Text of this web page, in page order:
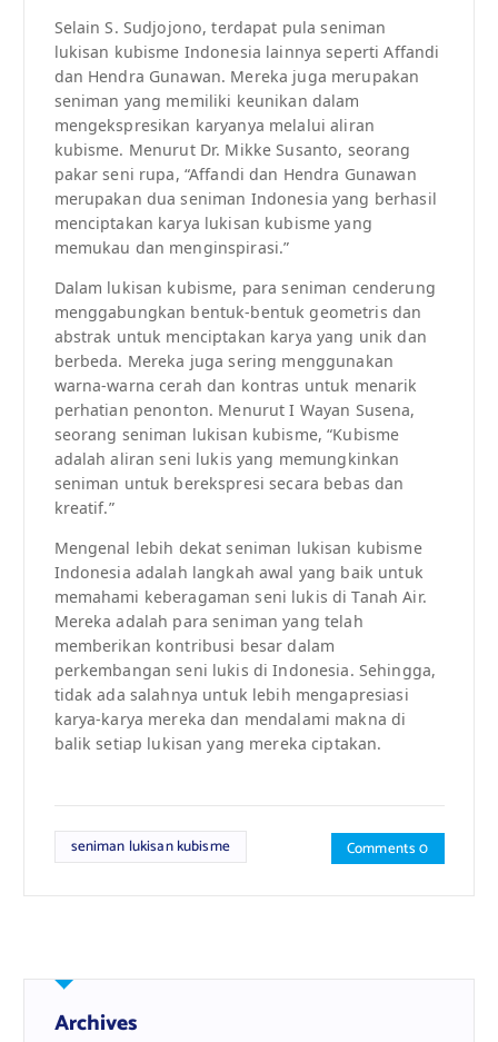
Selain S. Sudjojono, terdapat pula seniman
lukisan kubisme Indonesia lainnya seperti Affandi
dan Hendra Gunawan. Mereka juga merupakan
seniman yang memiliki keunikan dalam
mengekspresikan karyanya melalui aliran
kubisme. Menurut Dr. Mikke Susanto, seorang
pakar seni rupa, “Affandi dan Hendra Gunawan
merupakan dua seniman Indonesia yang berhasil
menciptakan karya lukisan kubisme yang
memukau dan menginspirasi.”
Dalam lukisan kubisme, para seniman cenderung
menggabungkan bentuk-bentuk geometris dan
abstrak untuk menciptakan karya yang unik dan
berbeda. Mereka juga sering menggunakan
warna-warna cerah dan kontras untuk menarik
perhatian penonton. Menurut I Wayan Susena,
seorang seniman lukisan kubisme, “Kubisme
adalah aliran seni lukis yang memungkinkan
seniman untuk berekspresi secara bebas dan
kreatif.”
Mengenal lebih dekat seniman lukisan kubisme
Indonesia adalah langkah awal yang baik untuk
memahami keberagaman seni lukis di Tanah Air.
Mereka adalah para seniman yang telah
memberikan kontribusi besar dalam
perkembangan seni lukis di Indonesia. Sehingga,
tidak ada salahnya untuk lebih mengapresiasi
karya-karya mereka dan mendalami makna di
balik setiap lukisan yang mereka ciptakan.
seniman lukisan kubisme Comments 0
Archives